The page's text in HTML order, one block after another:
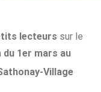
lecteurs sur le
du 1er mars au
Village